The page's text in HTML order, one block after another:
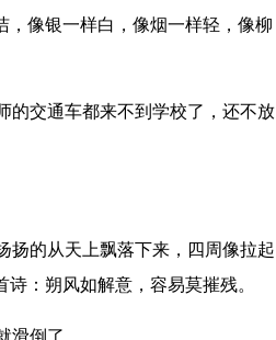
像银一样白，像烟一样轻，像柳
交通车都来不到学校了，还不放
的从天上飘落下来，四周像拉起
：朔风如解意，容易莫摧残。
倒了。